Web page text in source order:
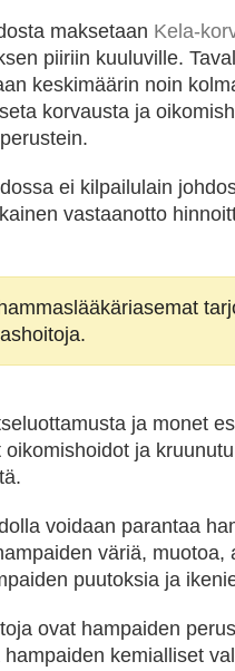
maksetaan Kela-
piiriin kuuluville.
keskimäärin noin
korvausta ja
ei kilpailulain
vastaanotto
ja monet
ja
voidaan parantaa
väriä, muotoa,
puutoksia ja
ovat hampaiden
kemialliset